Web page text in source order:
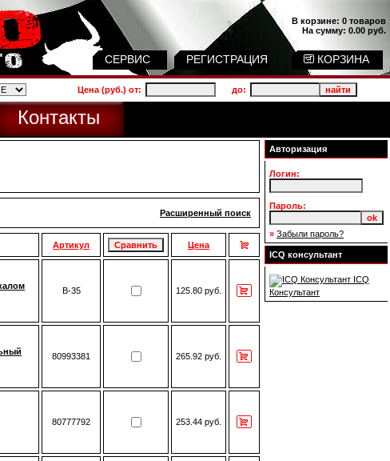
В корзине: 0 товаров
На сумму: 0.00 руб.
СЕРВИС РЕГИСТРАЦИЯ КОРЗИНА
Цена (руб.) от: до:
Контакты
Расширенный поиск
Артикул Цена
B-35 125.80 руб.
80993381 265.92 руб.
80777792 253.44 руб.
Авторизация
Логин:
Пароль:
» Забыли пароль?
ICQ консультант
ICQ
Консультант